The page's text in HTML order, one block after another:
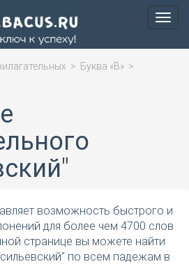
Меню
> Буква «В» >
возможность быстрого и
для более чем 4700 слов
странице вы можете найти
по всем падежам в